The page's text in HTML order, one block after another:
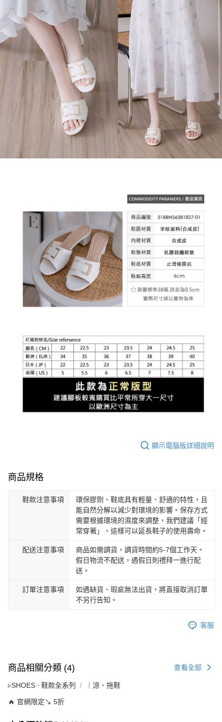
顯示電腦版詳細說明
商品規格
鞋款注意事項
環保膠劑、鞋底具有輕量、舒適的特性，且
能自然分解以減少對環境的影響。保存方式
需要根據環境的濕度來調整，我們建議「經
常穿著」，這樣可以延長鞋子的使用壽命。
配送注意事項
商品如需調貨，調貨時間約5-7個工作天。
假日物流不配送，遇假日則禮拜一進行配
送。
訂單注意事項
如遇缺貨、瑕疵無法出貨，將直接取消訂單
不另行告知。
客服
商品相關分類 (4) 查看全部
▹SHOES ‧ 鞋款全系列 ｜涼、拖鞋
🔥 官網限定↘ 5折